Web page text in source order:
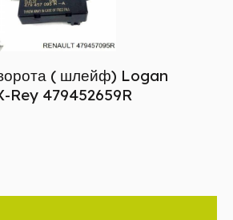
( шлейф) Logan
Rey 479452659R